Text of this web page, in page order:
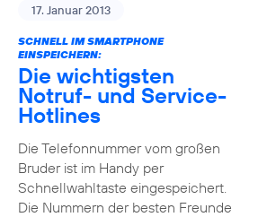
17. Januar 2013
SCHNELL IM SMARTPHONE
EINSPEICHERN:
Die wichtigsten
Notruf- und Service-
Hotlines
Die Telefonnummer vom großen
Bruder ist im Handy per
Schnellwahltaste eingespeichert.
Die Nummern der besten Freunde